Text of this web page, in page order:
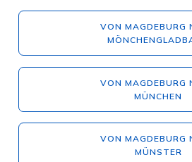
VON MAGDEBURG
VON MAGDEBURG
MÜNCHEN
VON MAGDEBURG
MÜNSTER